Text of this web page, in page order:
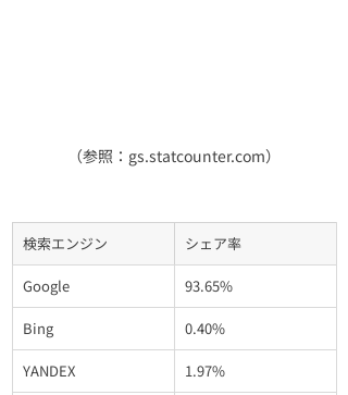
（参照：gs.statcounter.com）
検索エンジン シェア率
Google 93.65%
Bing 0.40%
YANDEX 1.97%